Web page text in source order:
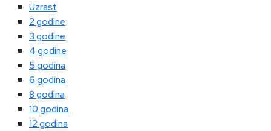
Uzrast
2 godine
3 godine
4 godine
5 godina
6 godina
8 godina
10 godina
12 godina